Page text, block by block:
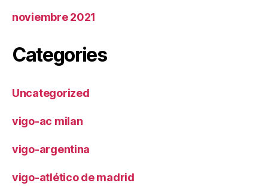
noviembre 2021
Categories
Uncategorized
vigo-ac milan
vigo-argentina
vigo-atlético de madrid